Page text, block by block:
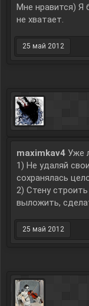
Мне нравится) Я
не хватает.
25 май 2012
maximkav4 Уже
1) Не удаляй
сохранялась
2) Стену
выложить,
25 май 2012